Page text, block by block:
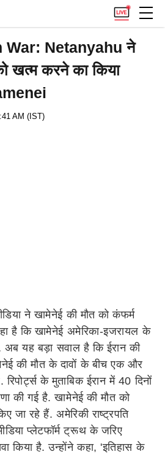
War: Netanyahu ने
खत्म करने का किया
AM (IST)
ने खामेनेई की मौत को कंफर्म
है कि खामेनेई अमेरिका-इजरायल के
यह बड़ा सवाल है कि ईरान की
की मौत के दावों के बीच एक और
के मुताबिक ईरान में 40 दिनों
की गई है. खामेनेई की मौत को
जा रहे हैं. अमेरिकी राष्ट्रपति
प्लेटफॉर्म ट्रूथ के जरिए
किया है. उन्होंने कहा, 'इतिहास के